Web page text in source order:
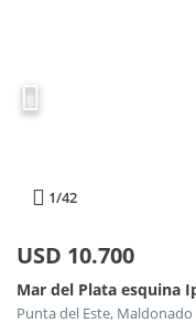
1/42
USD 10.700
Punta del Este, Maldonado